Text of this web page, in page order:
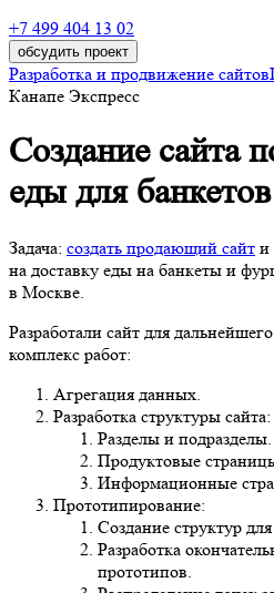
+7 499 404 13 02
обсудить проект
Разработка и продвижение сайтов
Канапе Экспресс
Создание сайта
еды для
Задача: создать продающий сайт и
на доставку еды на банкеты и
в Москве.
Разработали сайт для
комплекс работ:
Агрегация данных.
Разработка структуры сайта:
Разделы и подразделы.
Продуктовые
Информационные
Прототипирование:
Создание структур
Разработка
прототипов.